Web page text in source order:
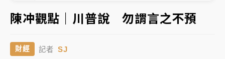
本周爆款短影音｜
柯文哲帶電子手鐶拄拐杖現身／周玉
蔻蔡玉真開撕爆料
周末精選｜
任 預算難關如何解？
▲
▼
陳冲觀點｜川普說 勿謂言之不預
財經 記者 SJ